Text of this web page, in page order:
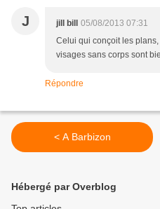
J jill bill
05/08/2013 07:31
Celui qui conçoit les
visages sans corps sont
Répondre
< A Barbizon
Hébergé par Overblog